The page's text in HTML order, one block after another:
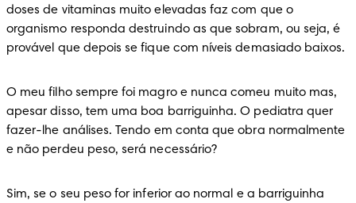
doses de vitaminas muito elevadas faz com que o
organismo responda destruindo as que sobram, ou seja, é
provável que depois se fique com níveis demasiado baixos.
O meu filho sempre foi magro e nunca comeu muito mas,
apesar disso, tem uma boa barriguinha. O pediatra quer
fazer-lhe análises. Tendo em conta que obra normalmente
e não perdeu peso, será necessário?
Sim, se o seu peso for inferior ao normal e a barriguinha